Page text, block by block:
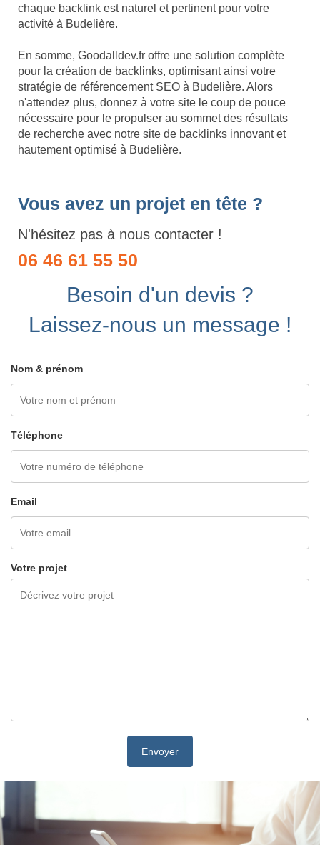
chaque backlink est naturel et pertinent pour votre
activité à Budelière.
En somme, Goodalldev.fr offre une solution complète
pour la création de backlinks, optimisant ainsi votre
stratégie de référencement SEO à Budelière. Alors
n'attendez plus, donnez à votre site le coup de pouce
nécessaire pour le propulser au sommet des résultats
de recherche avec notre site de backlinks innovant et
hautement optimisé à Budelière.
Vous avez un projet en tête ?
N'hésitez pas à nous contacter !
06 46 61 55 50
Besoin d'un devis ?
Laissez-nous un message !
Nom & prénom
Téléphone
Email
Votre projet